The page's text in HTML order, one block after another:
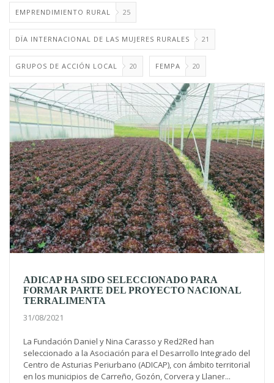
EMPRENDIMIENTO RURAL 25
DÏA INTERNACIONAL DE LAS MUJERES RURALES 21
GRUPOS DE ACCIÓN LOCAL 20 FEMPA 20
ADICAP HA SIDO SELECCIONADO PARA
FORMAR PARTE DEL PROYECTO NACIONAL
TERRALIMENTA
31/08/2021
La Fundación Daniel y Nina Carasso y Red2Red han
seleccionado a la Asociación para el Desarrollo Integrado del
Centro de Asturias Periurbano (ADICAP), con ámbito territorial
en los municipios de Carreño, Gozón, Corvera y Llaner...